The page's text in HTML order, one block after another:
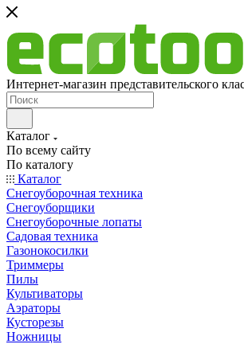
Интернет-магазин представительского
Каталог
По всему сайту
По каталогу
Каталог
Снегоуборочная техника
Снегоуборщики
Снегоуборочные лопаты
Садовая техника
Газонокосилки
Триммеры
Пилы
Культиваторы
Аэраторы
Кусторезы
Ножницы